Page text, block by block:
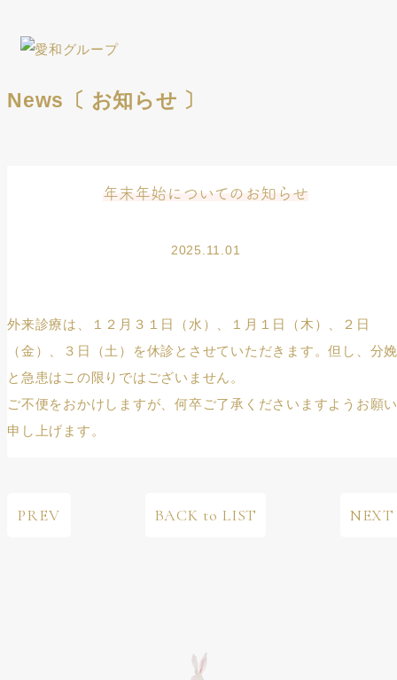
News 〔 お知らせ 〕
年末年始についてのお知らせ
2025.11.01
外来診療は、１２月３１日（水）、１月１日（木）、２日
（金）、３日（土）を休診とさせていただきます。但し、分娩
と急患はこの限りではございません。
ご不便をおかけしますが、何卒ご了承くださいますようお願い
申し上げます。
PREV BACK to LIST NEXT